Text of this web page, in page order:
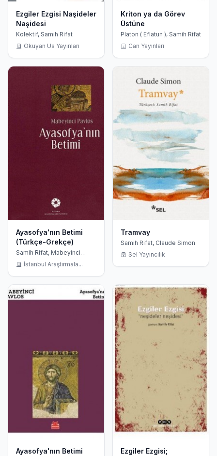
Ezgiler Ezgisi Naşideler
Naşidesi
Kolektif, Samih Rifat
Okuyan Us Yayınları
Kriton ya da Görev
Üstüne
Platon ( Eflatun ), Samih Rifat
Can Yayınları
Ayasofya'nın Betimi
(Türkçe-Grekçe)
Samih Rifat, Mabeyinci
Pavlos
İstanbul Araştırmala...
Tramvay
Samih Rifat, Claude Simon
Sel Yayıncılık
Ayasofya'nın Betimi Ezgiler Ezgisi;